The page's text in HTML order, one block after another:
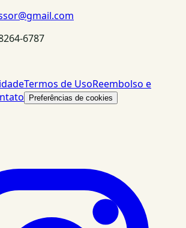
6787
Termos de UsoReembolso e
Preferências de cookies